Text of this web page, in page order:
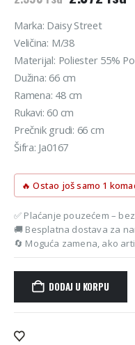
cena
je
bila:
2.590 rsd.
Marka: Daisy Street
Veličina: M/38
Materijal: Poliester 55%
Dužina: 66 cm
Ramena: 48 cm
Rukavi: 60 cm
Prečnik grudi: 66 cm
Šifra: Ja0167
🔥 Ostao još samo 1
✅ Plaćanje pouzećem –
🚚 Besplatna dostava za
🔄 Moguća zamena, ako
DODAJ U KORPU
Alternative: